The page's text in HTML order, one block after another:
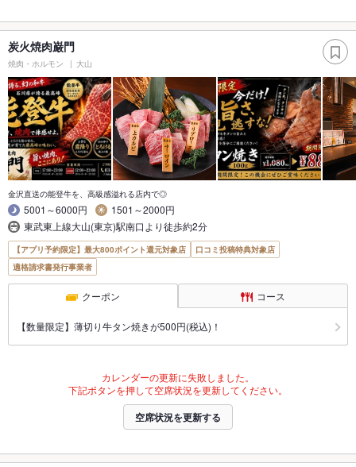
炭火焼肉巌門
焼肉・ホルモン 大山
金沢直送の能登牛を、高級感溢れる店内で◎
5001～6000円
1501～2000円
東武東上線大山(東京)駅南口より徒歩約2分
【アプリ予約限定】最大800ポイント還元対象店
口コミ投稿特典対象店
適格請求書発行事業者
クーポン コース
【数量限定】薄切り牛タン焼きが500円(税込)！
カレンダーの更新に失敗しました。
下記ボタンを押して空席状況を更新してください。
空席状況を更新する